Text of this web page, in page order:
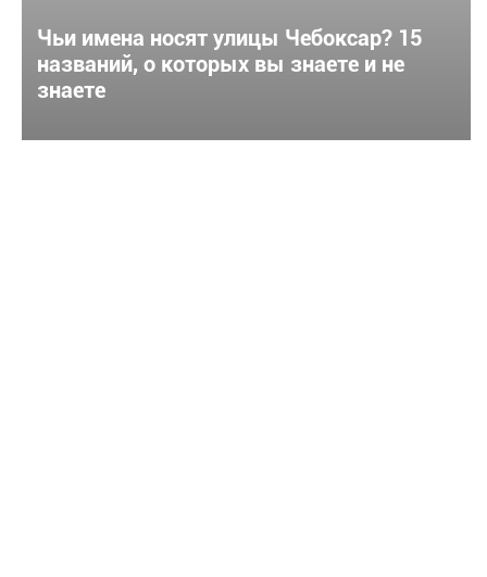
Чьи имена носят улицы Чебоксар? 15
названий, о которых вы знаете и не
знаете